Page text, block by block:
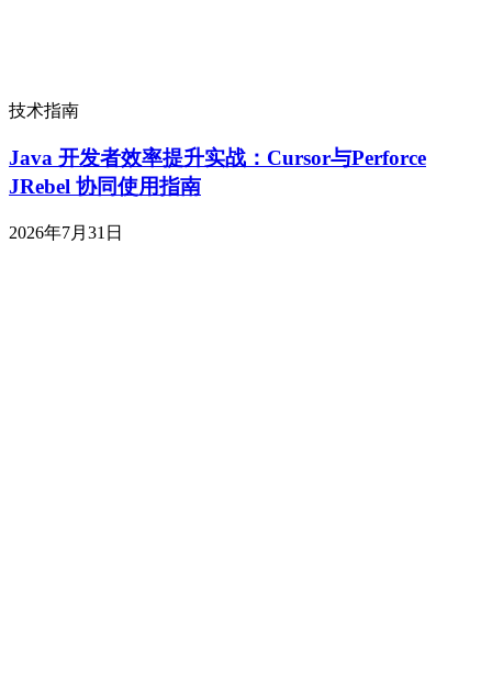
技术指南
Java 开发者效率提升实战：Cursor与Perforce
JRebel 协同使用指南
2026年7月31日